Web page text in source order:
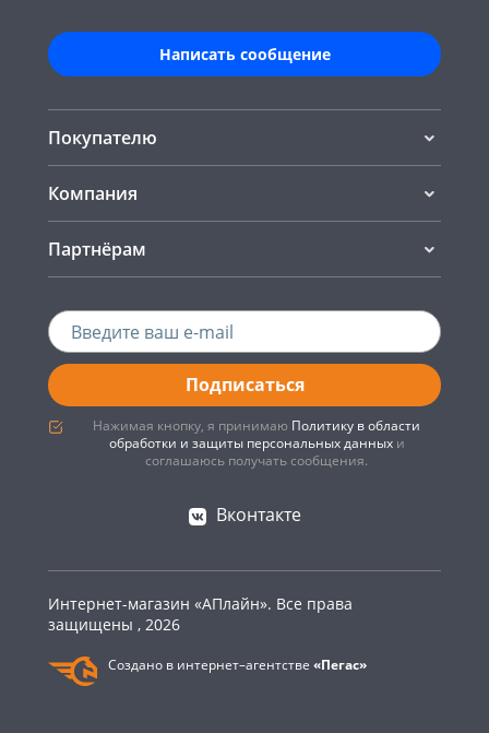
Написать сообщение
Покупателю
Компания
Партнёрам
Подписаться
Нажимая кнопку, я принимаю Политику в области
обработки и защиты персональных данныхи
соглашаюсь получать сообщения.
Вконтакте
Интернет-магазин «АПлайн». Все права
защищены , 2026
Создано в интернет–агентстве «Пегас»